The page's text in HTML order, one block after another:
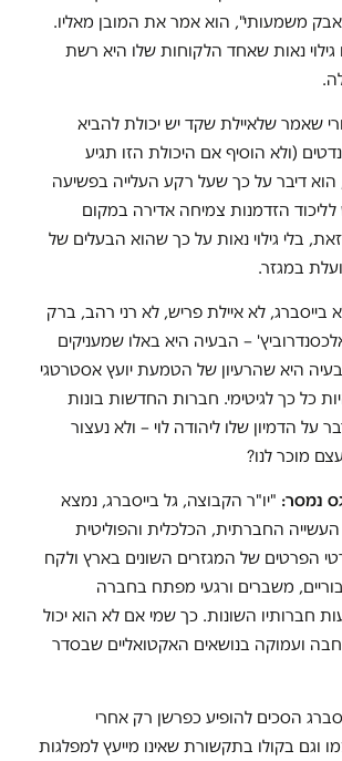
משמעותי", הוא אמר את המובן מאליו.
נאות שאחד הלקוחות שלו היא רשת
שאמר שלאיילת שקד יש יכולת להביא
(ולא הוסיף אם היכולת הזו תגיע
דיבר על כך שעל רקע העלייה בפשיעה
הזדמנות צמיחה אדירה במקום
בלי גילוי נאות על כך שהוא הבעלים של
בייסברג, לא איילת פריש, לא רני רהב, ברק
– הבעיה היא באלו שמעניקים
היא שהרעיון של הטמעת יועץ אסטרטגי
כל כך לגיטימי. חברות החדשות בונות
על הדמיון שלו ליהודה לוי – ולא נעצור
מוכר לנו?
נמסר: "יו"ר הקבוצה, גל בייסברג, נמצא
בלב העשייה החברתית, הכלכלית והפוליטית
הפרטים של המגזרים השונים בארץ ולקח
משברים ורגעי מפתח בחברה
חברותיו השונות. כך שמי אם לא הוא יכול
ועמוקה בנושאים האקטואליים שבסדר
הסכים להופיע כפרשן רק אחרי
וגם בקולו בתקשורת שאינו מייעץ למפלגות